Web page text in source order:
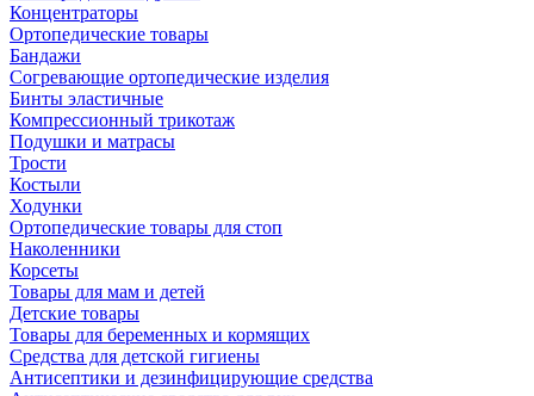
Концентраторы
Ортопедические товары
Бандажи
Согревающие ортопедические изделия
Бинты эластичные
Компрессионный трикотаж
Подушки и матрасы
Трости
Костыли
Ходунки
Ортопедические товары для стоп
Наколенники
Корсеты
Товары для мам и детей
Детские товары
Товары для беременных и кормящих
Средства для детской гигиены
Антисептики и дезинфицирующие средства